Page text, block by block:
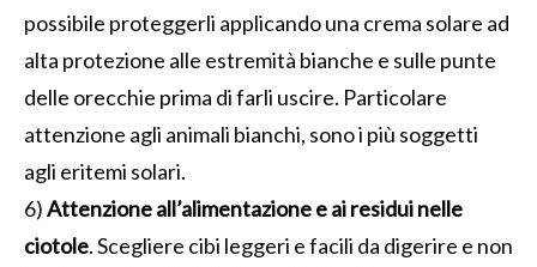
possibile proteggerli applicando una crema solare ad
alta protezione alle estremità bianche e sulle punte
delle orecchie prima di farli uscire. Particolare
attenzione agli animali bianchi, sono i più soggetti
agli eritemi solari.
6)Attenzione all’alimentazione e ai residui nelle
ciotole. Scegliere cibi leggeri e facili da digerire e non